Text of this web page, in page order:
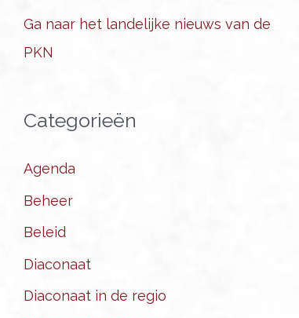
Ga naar het landelijke nieuws van de
PKN
Categorieën
Agenda
Beheer
Beleid
Diaconaat
Diaconaat in de regio